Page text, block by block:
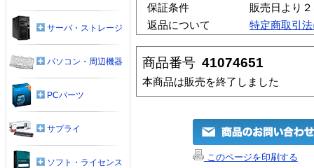
保証条件
販売日より
返品について
特定商取引
商品番号 41074651
本商品は販売を終了しました
このページを印刷する
サーバ・ストレージ
パソコン・周辺機器
PCパーツ
サプライ
ソフト・ライセンス